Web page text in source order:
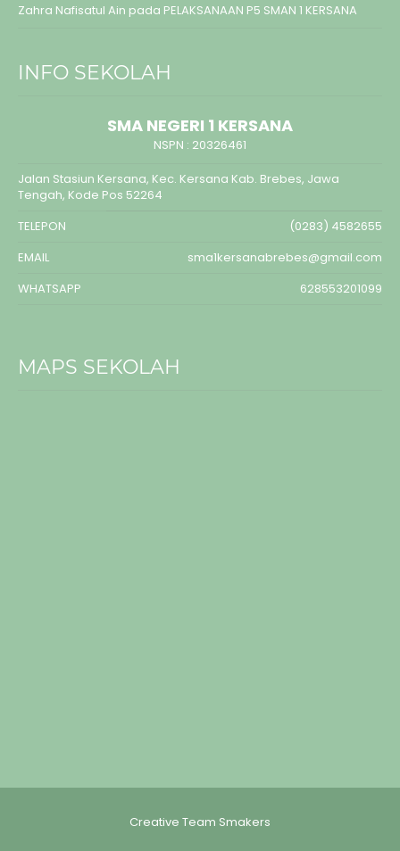
Zahra Nafisatul Ain pada PELAKSANAAN P5 SMAN 1 KERSANA
INFO SEKOLAH
SMA NEGERI 1 KERSANA
NSPN : 20326461
Jalan Stasiun Kersana, Kec. Kersana Kab. Brebes, Jawa
Tengah, Kode Pos 52264
TELEPON
(0283) 4582655
EMAIL
sma1kersanabrebes@gmail.com
WHATSAPP
628553201099
MAPS SEKOLAH
Creative Team Smakers